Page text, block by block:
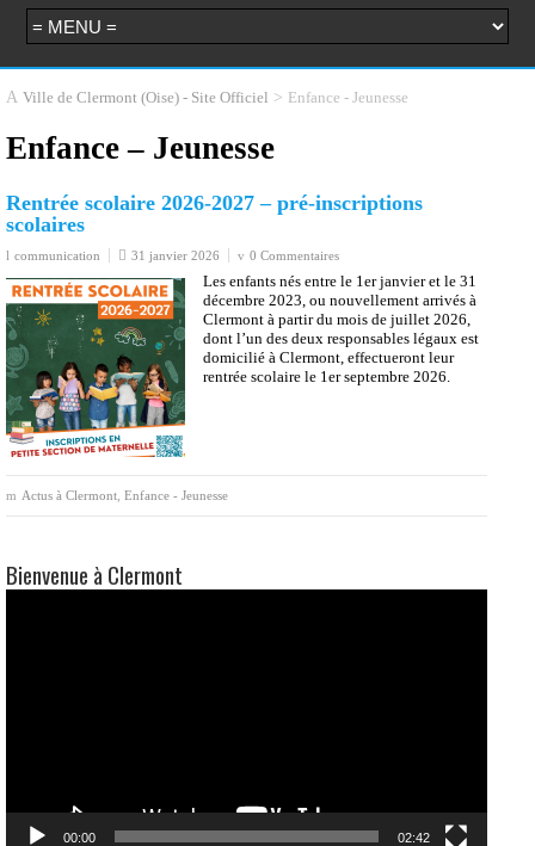
Ville de Clermont (Oise) - Site Officiel > Enfance - Jeunesse
Enfance – Jeunesse
Rentrée scolaire 2026-2027 – pré-inscriptions
scolaires
communication 31 janvier 2026 0 Commentaires
Les enfants nés entre le 1er janvier et le 31
décembre 2023, ou nouvellement arrivés à
Clermont à partir du mois de juillet 2026,
dont l’un des deux responsables légaux est
domicilié à Clermont, effectueront leur
rentrée scolaire le 1er septembre 2026.
Actus à Clermont Enfance - Jeunesse
Bienvenue à Clermont
00:00 02:42